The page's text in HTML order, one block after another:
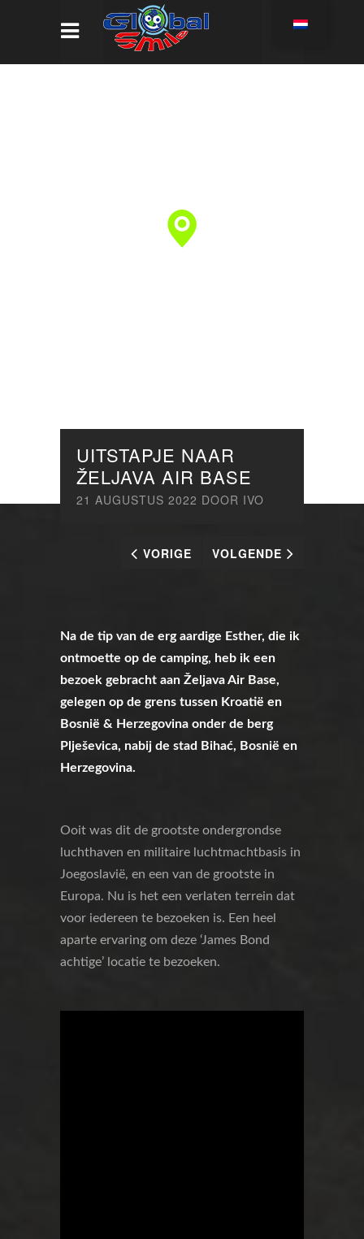
VORIGE VOLGENDE
UITSTAPJE NAAR
ŽELJAVA AIR BASE
21 AUGUSTUS 2022 DOOR IVO
Na de tip van de erg aardige Esther, die ik
ontmoette op de camping, heb ik een
bezoek gebracht aan Željava Air Base,
gelegen op de grens tussen Kroatië en
Bosnië & Herzegovina onder de berg
Plješevica, nabij de stad Bihać, Bosnië en
Herzegovina.
Ooit was dit de grootste ondergrondse
luchthaven en militaire luchtmachtbasis in
Joegoslavië, en een van de grootste in
Europa. Nu is het een verlaten terrein dat
voor iedereen te bezoeken is. Een heel
aparte ervaring om deze ‘James Bond
achtige’ locatie te bezoeken.